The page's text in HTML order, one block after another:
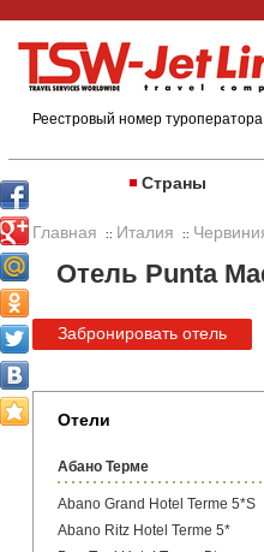
Реестровый номер
Страны
Главная :: Италия ::
Отель Punta
Забронировать отель
Отели
Абано Терме
Abano Grand Hotel Terme 5*S
Abano Ritz Hotel Terme 5*